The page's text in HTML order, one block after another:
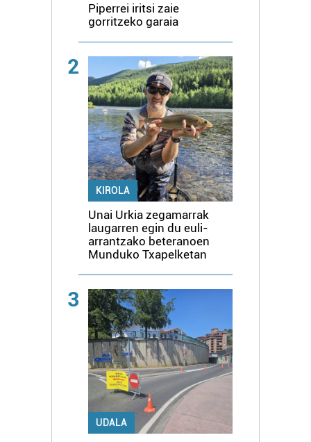
Piperrei iritsi zaie
gorritzeko garaia
2
KIROLA
Unai Urkia zegamarrak
laugarren egin du euli-
arrantzako beteranoen
Munduko Txapelketan
3
UDALA